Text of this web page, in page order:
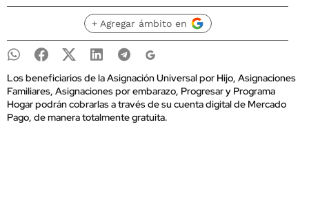
+ Agregar ámbito en
Los beneficiarios de la Asignación Universal por Hijo, Asignaciones
Familiares, Asignaciones por embarazo, Progresar y Programa
Hogar podrán cobrarlas a través de su cuenta digital de Mercado
Pago, de manera totalmente gratuita.